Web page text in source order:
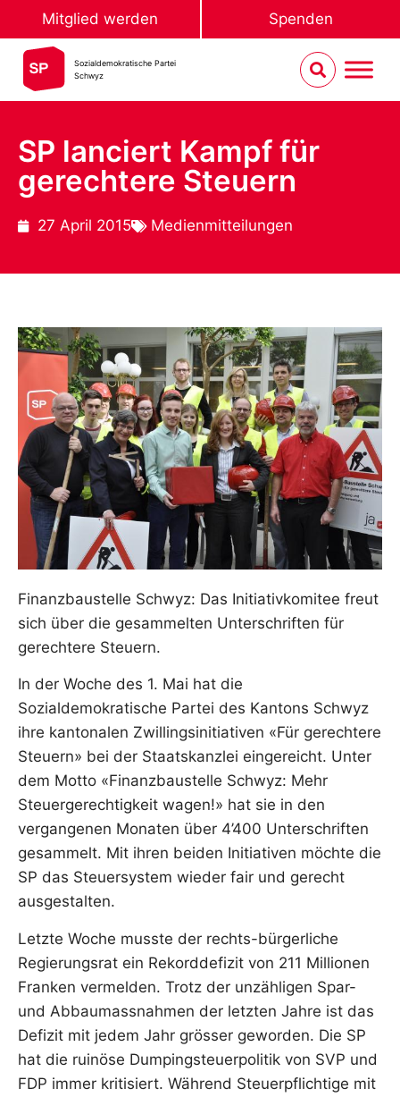
Mitglied werden Spenden
Sozialdemokratische Partei
Schwyz
SP lanciert Kampf für
gerechtere Steuern
27 April 2015 Medienmitteilungen
Finanzbaustelle Schwyz: Das Initiativkomitee freut
sich über die gesammelten Unterschriften für
gerechtere Steuern.
In der Woche des 1. Mai hat die
Sozialdemokratische Partei des Kantons Schwyz
ihre kantonalen Zwillingsinitiativen «Für gerechtere
Steuern» bei der Staatskanzlei eingereicht. Unter
dem Motto «Finanzbaustelle Schwyz: Mehr
Steuergerechtigkeit wagen!» hat sie in den
vergangenen Monaten über 4’400 Unterschriften
gesammelt. Mit ihren beiden Initiativen möchte die
SP das Steuersystem wieder fair und gerecht
ausgestalten.
Letzte Woche musste der rechts-bürgerliche
Regierungsrat ein Rekorddefizit von 211 Millionen
Franken vermelden. Trotz der unzähligen Spar-
und Abbaumassnahmen der letzten Jahre ist das
Defizit mit jedem Jahr grösser geworden. Die SP
hat die ruinöse Dumpingsteuerpolitik von SVP und
FDP immer kritisiert. Während Steuerpflichtige mit